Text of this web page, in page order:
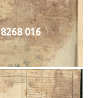
8268 016